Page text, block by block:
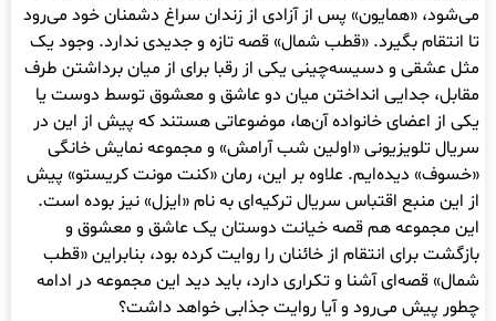
می‌شود، «همایون» پس از آزادی از زندان سراغ دشمنان خود می‌رود
تا انتقام بگیرد. «قطب شمال» قصه تازه و جدیدی ندارد. وجود یک
مثل عشقی و دسیسه‌چینی یکی از رقبا برای از میان برداشتن طرف
مقابل، جدایی انداختن میان دو عاشق و معشوق توسط دوست یا
یکی از اعضای خانواده آن‌ها، موضوعاتی هستند که پیش از این در
سریال‌ تلویزیونی «اولین شب آرامش» و مجموعه نمایش خانگی
«خسوف» دیده‌ایم. علاوه بر این، رمان «کنت مونت کریستو» پیش
از این منبع اقتباس سریال ترکیه‌ای به نام «ایزل» نیز بوده است.
این مجموعه هم قصه خیانت دوستان یک عاشق و معشوق و
بازگشت برای انتقام از خائنان را روایت کرده بود، بنابراین «قطب
شمال» قصه‌ای آشنا و تکراری دارد، باید دید این مجموعه در ادامه
چطور پیش می‌رود و آیا روایت جذابی خواهد داشت؟